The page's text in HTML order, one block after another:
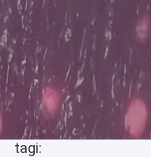
Instrukcja próżniową
Makijaż permanentny
tagi: